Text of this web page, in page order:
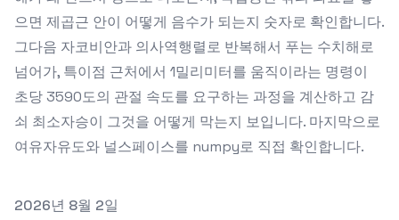
으면 제곱근 안이 어떻게 음수가 되는지 숫자로 확인합니다.
그다음 자코비안과 의사역행렬로 반복해서 푸는 수치해로
넘어가, 특이점 근처에서 1밀리미터를 움직이라는 명령이
초당 3590도의 관절 속도를 요구하는 과정을 계산하고 감
쇠 최소자승이 그것을 어떻게 막는지 보입니다. 마지막으로
여유자유도와 널스페이스를 numpy로 직접 확인합니다.
Published on
2026년 8월 2일